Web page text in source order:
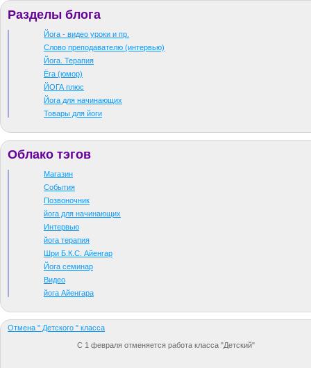
Разделы блога
Йога - видео уроки и пр.
Слово преподавателю (интервью)
Йога. Терапия
Ёга (юмор)
ЙОГА плюс
Йога для начинающих
Товары для йоги
Облако тэгов
Магазин
События
Позвоночник
йога для начинающих
Интервью
йога терапия
Шри Б.К.С. Айенгар
Йога семинар
Видео
йога Айенгара
Отмена " Детского " класса
C 1 февраля отменяется работа класса "Детский"